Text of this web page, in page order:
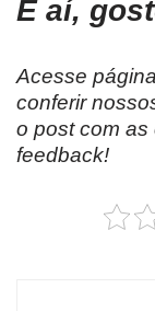
E aí,
Acesse
conferir
o post com as
feedback!